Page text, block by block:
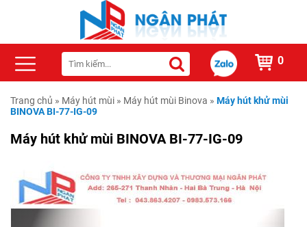
0
Trang chủ » Máy hút mùi » Máy hút mùi Binova » Máy hút khử mùi
BINOVA BI-77-IG-09
Máy hút khử mùi BINOVA BI-77-IG-09